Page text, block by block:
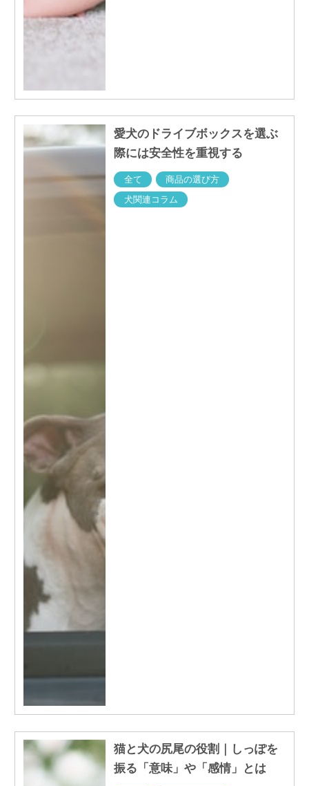
愛犬のドライブボックスを選ぶ
際には安全性を重視する
全て
商品の選び方
犬関連コラム
猫と犬の尻尾の役割｜しっぽを
振る「意味」や「感情」とは